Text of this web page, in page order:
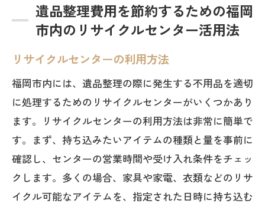
遺品整理費用を節約するための福岡
市内のリサイクルセンター活用法
リサイクルセンターの利用方法
福岡市内には、遺品整理の際に発生する不用品を適切
に処理するためのリサイクルセンターがいくつかあり
ます。リサイクルセンターの利用方法は非常に簡単で
す。まず、持ち込みたいアイテムの種類と量を事前に
確認し、センターの営業時間や受け入れ条件をチェッ
クします。多くの場合、家具や家電、衣類などのリサ
イクル可能なアイテムを、指定された日時に持ち込む